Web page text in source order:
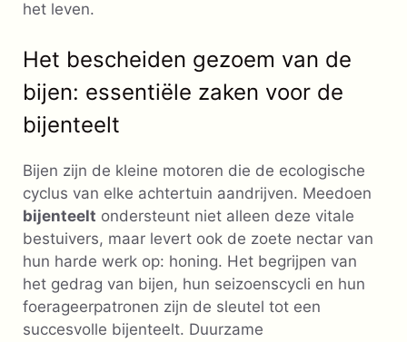
het leven.
Het bescheiden gezoem van de
bijen: essentiële zaken voor de
bijenteelt
Bijen zijn de kleine motoren die de ecologische
cyclus van elke achtertuin aandrijven. Meedoen
bijenteelt ondersteunt niet alleen deze vitale
bestuivers, maar levert ook de zoete nectar van
hun harde werk op: honing. Het begrijpen van
het gedrag van bijen, hun seizoenscycli en hun
foerageerpatronen zijn de sleutel tot een
succesvolle bijenteelt. Duurzame